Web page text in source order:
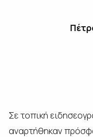
Σε τοπική
αναρτήθηκαν